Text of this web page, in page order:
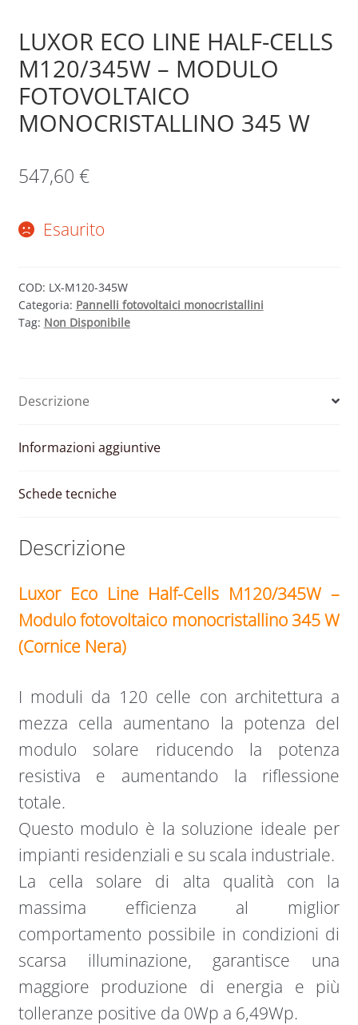
LUXOR ECO LINE HALF-CELLS
M120/345W – MODULO
FOTOVOLTAICO
MONOCRISTALLINO 345 W
547,60 €
Esaurito
COD: LX-M120-345W
Categoria: Pannelli fotovoltaici monocristallini
Tag: Non Disponibile
Descrizione
Informazioni aggiuntive
Schede tecniche
Descrizione
Luxor Eco Line Half-Cells M120/345W –
Modulo fotovoltaico monocristallino 345 W
(Cornice Nera)
I moduli da 120 celle con architettura a
mezza cella aumentano la potenza del
modulo solare riducendo la potenza
resistiva e aumentando la riflessione
totale.
Questo modulo è la soluzione ideale per
impianti residenziali e su scala industriale.
La cella solare di alta qualità con la
massima efficienza al miglior
comportamento possibile in condizioni di
scarsa illuminazione, garantisce una
maggiore produzione di energia e più
tolleranze positive da 0Wp a 6,49Wp.